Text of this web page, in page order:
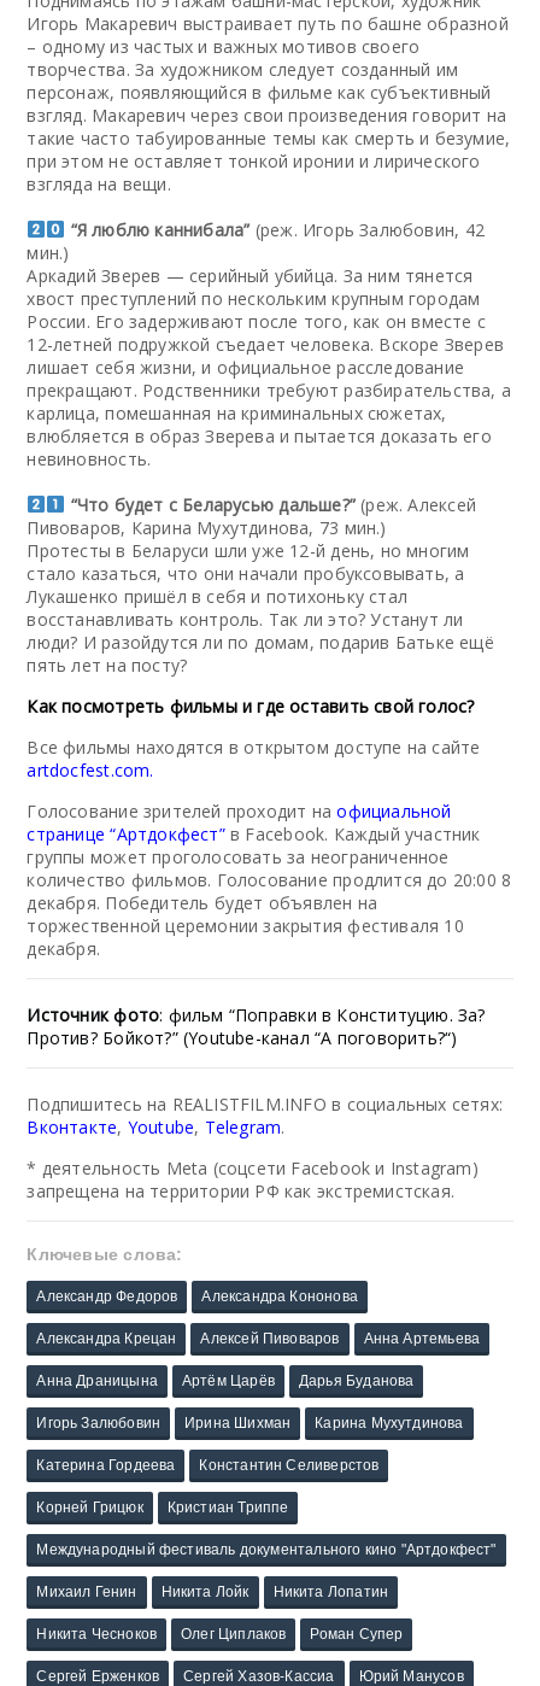
Игорь Макаревич выстраивает путь по башне образной
– одному из частых и важных мотивов своего
творчества. За художником следует созданный им
персонаж, появляющийся в фильме как субъективный
взгляд. Макаревич через свои произведения говорит на
такие часто табуированные темы как смерть и безумие,
при этом не оставляет тонкой иронии и лирического
взгляда на вещи.
“Я люблю каннибала” (реж. Игорь Залюбовин, 42
мин.)
Аркадий Зверев — серийный убийца. За ним тянется
хвост преступлений по нескольким крупным городам
России. Его задерживают после того, как он вместе с
12-летней подружкой съедает человека. Вскоре Зверев
лишает себя жизни, и официальное расследование
прекращают. Родственники требуют разбирательства, а
карлица, помешанная на криминальных сюжетах,
влюбляется в образ Зверева и пытается доказать его
невиновность.
“Что будет с Беларусью дальше?” (реж. Алексей
Пивоваров, Карина Мухутдинова, 73 мин.)
Протесты в Беларуси шли уже 12-й день, но многим
стало казаться, что они начали пробуксовывать, а
Лукашенко пришёл в себя и потихоньку стал
восстанавливать контроль. Так ли это? Устанут ли
люди? И разойдутся ли по домам, подарив Батьке ещё
пять лет на посту?
Как посмотреть фильмы и где оставить свой голос?
Все фильмы находятся в открытом доступе на сайте
artdocfest.com.
Голосование зрителей проходит наофициальной
странице“Артдокфест”в Facebook. Каждый участник
группы может проголосовать за неограниченное
количество фильмов. Голосование продлится до 20:00 8
декабря. Победитель будет объявлен на
торжественной церемонии закрытия фестиваля 10
декабря.
Источник фото: фильм “Поправки в Конституцию. За?
Против? Бойкот?” (Youtube-канал “А поговорить?“)
Подпишитесь на REALISTFILM.INFO в социальных сетях:
Вконтакте, Youtube, Telegram.
* деятельность Meta (соцсети Facebook и Instagram)
запрещена на территории РФ как экстремистская.
Ключевые слова:
Александр Федоров Александра Кононова
Александра Крецан Алексей Пивоваров Анна Артемьева
Анна Драницына Артём Царёв Дарья Буданова
Игорь Залюбовин Ирина Шихман Карина Мухутдинова
Катерина Гордеева Константин Селиверстов
Корней Грицюк Кристиан Триппе
Международный фестиваль документального кино "Артдокфест"
Михаил Генин Никита Лойк Никита Лопатин
Никита Чесноков Олег Циплаков Роман Супер
Сергей Ерженков Сергей Хазов-Кассиа Юрий Манусов